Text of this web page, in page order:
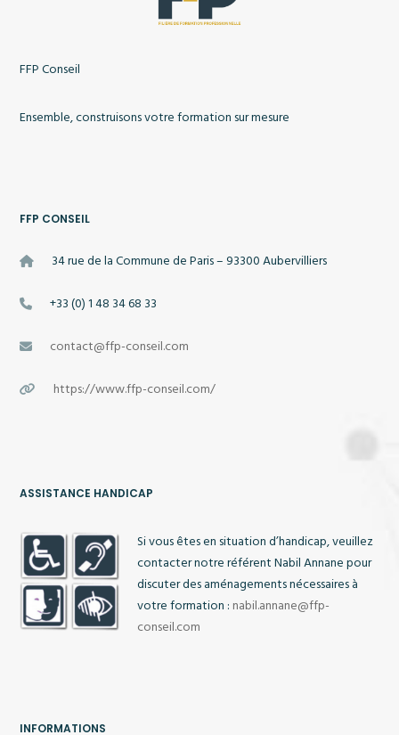
FFP Conseil
Ensemble, construisons votre formation sur mesure
FFP CONSEIL
34 rue de la Commune de Paris – 93300 Aubervilliers
+33 (0) 1 48 34 68 33
contact@ffp-conseil.com
https://www.ffp-conseil.com/
ASSISTANCE HANDICAP
Si vous êtes en situation d’handicap, veuillez
contacter notre référent Nabil Annane pour
discuter des aménagements nécessaires à
votre formation : nabil.annane@ffp-
conseil.com
INFORMATIONS